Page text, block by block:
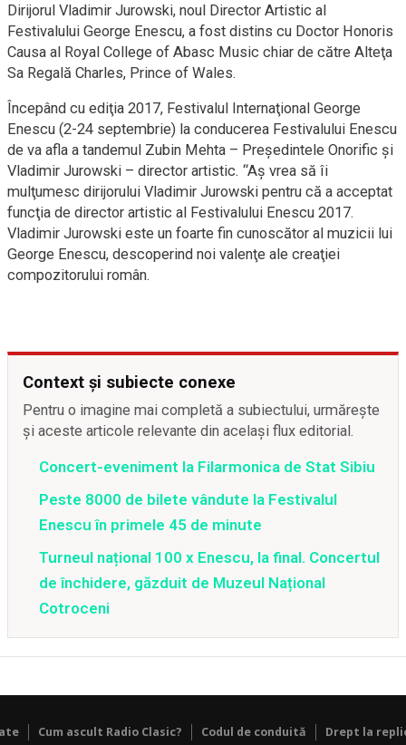
Dirijorul Vladimir Jurowski, noul Director Artistic al
‪Festival‬ului George Enescu, a fost distins cu Doctor Honoris
Causa al Royal College of Abasc Music chiar de către Alteţa
Sa Regală Charles, Prince of Wales.
Începând cu ediţia 2017, Festivalul Internaţional George
Enescu (2-24 septembrie) la conducerea Festivalului Enescu
de va afla a tandemul Zubin Mehta – Preşedintele Onorific şi
Vladimir Jurowski – director artistic. “Aş vrea să îi
mulţumesc dirijorului Vladimir Jurowski pentru că a acceptat
funcţia de director artistic al Festivalului Enescu 2017.
Vladimir Jurowski este un foarte fin cunoscător al muzicii lui
George Enescu, descoperind noi valenţe ale creaţiei
compozitorului român.
Context și subiecte conexe
Pentru o imagine mai completă a subiectului, urmărește
și aceste articole relevante din același flux editorial.
Concert-eveniment la Filarmonica de Stat Sibiu
Peste 8000 de bilete vândute la Festivalul
Enescu în primele 45 de minute
Turneul național 100 x Enescu, la final. Concertul
de închidere, găzduit de Muzeul Național
Cotroceni
Cum ascult Radio Clasic? Codul de conduită Drept la